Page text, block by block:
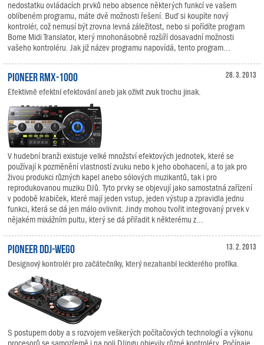
nedostatku ovládacích prvků nebo absence některých funkcí ve vašem
oblíbeném programu, máte dvě možnosti řešení. Buď si koupíte nový
kontrolér, což nemusí být zrovna levná záležitost, nebo si pořídíte program
Bome Midi Translator, který mnohonásobně rozšíří dosavadní možnosti
vašeho kontroléru. Jak již název programu napovídá, tento program...
28. 3. 2013
Pioneer RMX-1000
Efektivně efektní efektování aneb jak oživit zvuk trochu jinak.
V hudební branži existuje velké množství efektových jednotek, které se
používají k pozměnění vlastností zvuku nebo k jeho obohacení, a to jak pro
živou produkci různých kapel anebo sólových muzikantů, tak i pro
reprodukovanou muziku DJů. Tyto prvky se objevují jako samostatná zařízení
v podobě krabiček, které mají jeden vstup, jeden výstup a zpravidla jednu
funkci, která se dá jen málo ovlivnit. Jindy mohou tvořit integrovaný prvek v
nějakém mixážním pultu, který se dá přiřadit k některému z...
13. 2. 2013
Pioneer DDJ-WeGO
Designový kontrolér pro začátečníky, který nezahanbí leckterého profíka.
S postupem doby a s rozvojem veškerých počítačových technologií a výkonu